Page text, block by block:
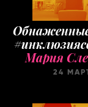
Мария
24